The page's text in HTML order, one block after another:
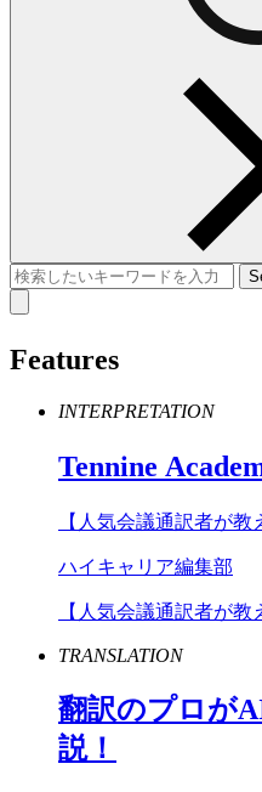
Features
INTERPRETATION
Tennine
【人気会議通訳者が教
ハイキャリア編集部
【人気会議通訳者が教
TRANSLATION
翻訳のプロが
説！